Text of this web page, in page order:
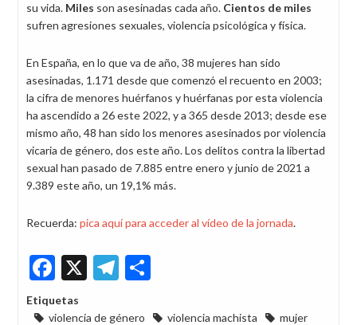
su vida. Miles son asesinadas cada año. Cientos de miles
sufren agresiones sexuales, violencia psicológica y física.
En España, en lo que va de año, 38 mujeres han sido
asesinadas, 1.171 desde que comenzó el recuento en 2003;
la cifra de menores huérfanos y huérfanas por esta violencia
ha ascendido a 26 este 2022, y a 365 desde 2013; desde ese
mismo año, 48 han sido los menores asesinados por violencia
vicaria de género, dos este año. Los delitos contra la libertad
sexual han pasado de 7.885 entre enero y junio de 2021 a
9.389 este año, un 19,1% más.
Recuerda: pica aquí para acceder al vídeo de la jornada.
Facebook
X Telegram
Etiquetas
violencia de género
violencia machista
mujer